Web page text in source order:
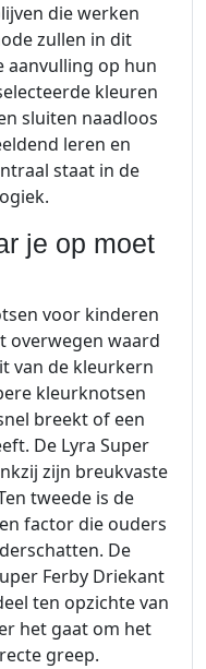
die werken
zullen in dit
op hun
kleuren
sluiten naadloos
leren en
staat in de
je op moet
voor kinderen
overwegen waard
van de kleurkern
kleurknotsen
breekt of een
De Lyra Super
zijn breukvaste
tweede is de
factor die ouders
De
Ferby Driekant
ten opzichte van
het gaat om het
greep.